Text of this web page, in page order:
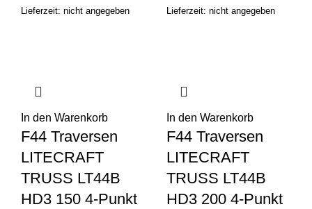
Lieferzeit: nicht angegeben Lieferzeit: nicht angegeben
In den Warenkorb
F44 Traversen
LITECRAFT
TRUSS LT44B
HD3 150 4-Punkt
In den Warenkorb
F44 Traversen
LITECRAFT
TRUSS LT44B
HD3 200 4-Punkt